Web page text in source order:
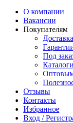
О компании
Вакансии
Покупателям
Под
Отзывы
Контакты
Избранное
Вход /